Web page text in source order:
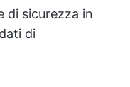
di sicurezza in
di